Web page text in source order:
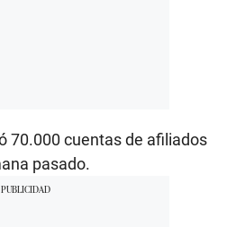
70.000 cuentas de afiliados
pasado.